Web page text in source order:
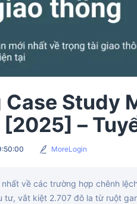
Case Study
–
MoreLogin
về các trường hợp chênh
tư, vắt kiệt 2.707 đô la từ ruột